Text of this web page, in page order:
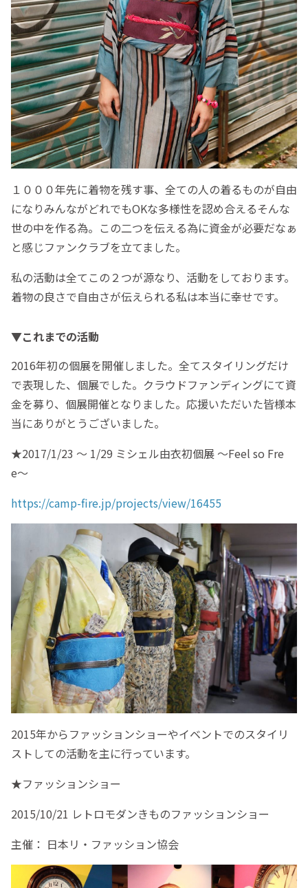
１０００年先に着物を残す事、全ての人の着るものが自由
になりみんながどれでもOKな多様性を認め合えるそんな
世の中を作る為。この二つを伝える為に資金が必要だなぁ
と感じファンクラブを立てました。
私の活動は全てこの２つが源なり、活動をしております。
着物の良さで自由さが伝えられる私は本当に幸せです。
▼これまでの活動
2016年初の個展を開催しました。全てスタイリングだけ
で表現した、個展でした。クラウドファンディングにて資
金を募り、個展開催となりました。応援いただいた皆様本
当にありがとうございました。
★2017/1/23 〜 1/29 ミシェル由衣初個展 〜Feel so Fre
e〜
https://camp-fire.jp/projects/view/16455
2015年からファッションショーやイベントでのスタイリ
ストしての活動を主に行っています。
★ファッションショー
2015/10/21 レトロモダンきものファッションショー
主催： 日本リ・ファッション協会